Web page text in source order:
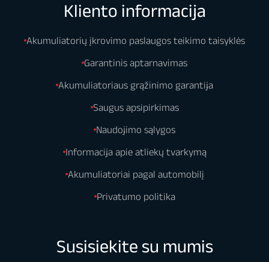
Kliento informacija
Akumuliatorių įkrovimo paslaugos teikimo taisyklės
Garantinis aptarnavimas
Akumuliatoriaus grąžinimo garantija
Saugus apsipirkimas
Naudojimo sąlygos
Informacija apie atliekų tvarkymą
Akumuliatoriai pagal automobilį
Privatumo politika
Susisiekite su mumis